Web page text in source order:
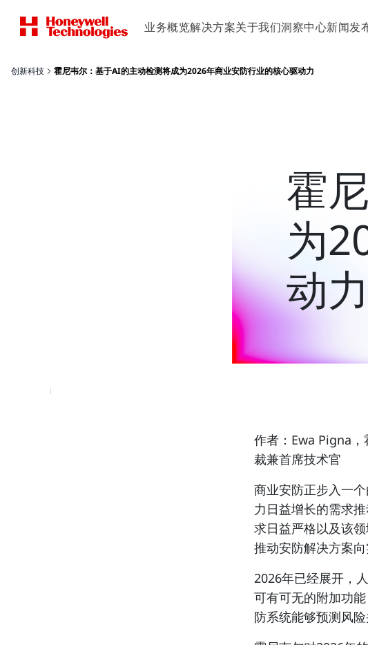
业务概览解决方案关于我们洞察中心新闻发
创新科技 霍尼韦尔：基于AI的主动检测将成为2026年商业安防行业的核心驱动力
霍
为
动力
作者：Ewa Pigna
裁兼首席技术官
商业安防正步入一
力日益增长的需求
求日益严格以及该
推动安防解决方案
2026年已经展开，
可有可无的附加功
防系统能够预测风